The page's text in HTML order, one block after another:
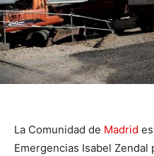
La Comunidad de Madrid
Emergencias Isabel Zendal